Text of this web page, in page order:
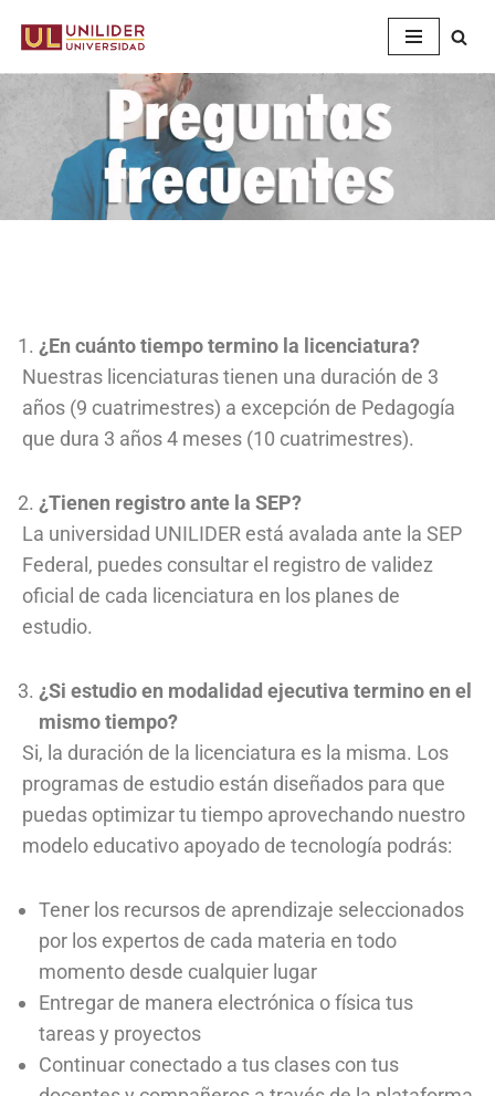
¿En cuánto tiempo termino la licenciatura?
Nuestras licenciaturas tienen una duración de 3
años (9 cuatrimestres) a excepción de Pedagogía
que dura 3 años 4 meses (10 cuatrimestres).
¿Tienen registro ante la SEP?
La universidad UNILIDER está avalada ante la SEP
Federal, puedes consultar el registro de validez
oficial de cada licenciatura en los planes de
estudio.
¿Si estudio en modalidad ejecutiva termino en el
mismo tiempo?
Si, la duración de la licenciatura es la misma. Los
programas de estudio están diseñados para que
puedas optimizar tu tiempo aprovechando nuestro
modelo educativo apoyado de tecnología podrás:
Tener los recursos de aprendizaje seleccionados
por los expertos de cada materia en todo
momento desde cualquier lugar
Entregar de manera electrónica o física tus
tareas y proyectos
Continuar conectado a tus clases con tus